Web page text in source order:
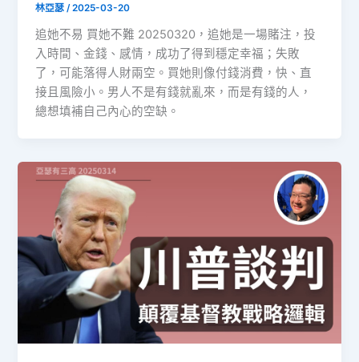
林亞瑟/2025-03-20
追她不易 買她不難 20250320，追她是一場賭注，投
入時間、金錢、感情，成功了得到穩定幸福；失敗
了，可能落得人財兩空。買她則像付錢消費，快、直
接且風險小。男人不是有錢就亂來，而是有錢的人，
總想填補自己內心的空缺。